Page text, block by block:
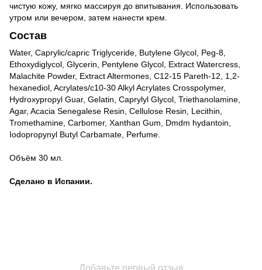
чистую кожу, мягко массируя до впитывания. Использовать
утром или вечером, затем нанести крем.
Состав
Water, Caprylic/capric Triglyceride, Butylene Glycol, Peg-8,
Ethoxydiglycol, Glycerin, Pentylene Glycol, Extract Watercress,
Malachite Powder, Extract Altermones, C12-15 Pareth-12, 1,2-
hexanediol, Acrylates/c10-30 Alkyl Acrylates Crosspolymer,
Hydroxypropyl Guar, Gelatin, Caprylyl Glycol, Triethanolamine,
Agar, Acacia Senegalese Resin, Cellulose Resin, Lecithin,
Tromethamine, Carbomer, Xanthan Gum, Dmdm hydantoin,
Iodopropynyl Butyl Carbamate, Perfume.
Объём 30 мл.
Сделано в Испании.